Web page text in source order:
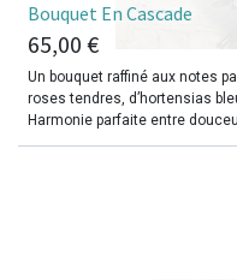
​Bouquet En Cascade
65,00 €
Un bouquet raffiné aux notes
roses tendres, d’hortensias
Harmonie parfaite entre
occasion ou offrir un message